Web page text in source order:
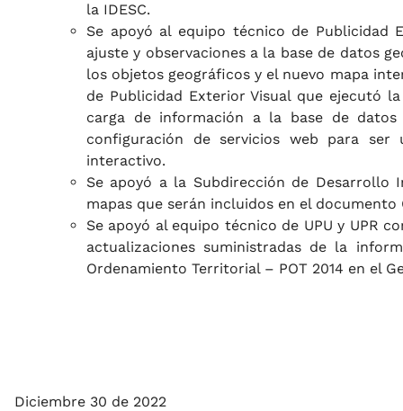
la IDESC.
Se apoyó al equipo técnico de Publicidad
ajuste y observaciones a la base de datos
los objetos geográficos y el nuevo mapa
de Publicidad Exterior Visual que ejecutó
carga de información a la base de
configuración de servicios web para ser
interactivo.
Se apoyó a la Subdirección de Desarrollo
mapas que serán incluidos en el documento
Se apoyó al equipo técnico de UPU y UPR
actualizaciones suministradas de la
Ordenamiento Territorial – POT 2014 en el
Diciembre 30 de 2022